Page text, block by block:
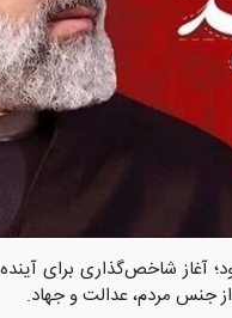
آغاز شاخص‌گذاری برای
جنس مردم، عدالت و جهاد.